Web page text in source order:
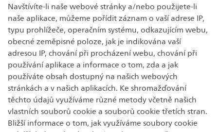
Navštívíte-li naše webové stránky a/nebo použijete-li
naše aplikace, můžeme pořídit záznam o vaší adrese IP,
typu prohlížeče, operačním systému, odkazujícím webu,
obecné zeměpisné poloze, jak je indikována vaší
adresou IP, chování při procházení webu, chování při
používání aplikace a informace o tom, zda a jak
používáte obsah dostupný na našich webových
stránkách a v našich aplikacích. Ke shromažďování
těchto údajů využíváme různé metody včetně našich
vlastních souborů cookie a souborů cookie třetích stran.
Bližší informace o tom, jak využíváme soubory cookie